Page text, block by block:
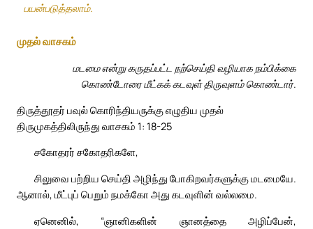
பயன்படுத்தலாம்.
முதல் வாசகம்
மடமை என்று கருதப்பட்ட நற்செய்தி வழியாக நம்பிக்கை
கொண்டோரை மீட்கக் கடவுள் திருவுளம் கொண்டார்.
திருத்தூதர் பவுல் கொரிந்தியருக்கு எழுதிய முதல்
திருமுகத்திலிருந்து வாசகம் 1: 18-25
சகோதரர் சகோதரிகளே,
சிலுவை பற்றிய செய்தி அழிந்து போகிறவர்களுக்கு மடமையே.
ஆனால், மீட்புப் பெறும் நமக்கோ அது கடவுளின் வல்லமை.
ஏனெனில், “ஞானிகளின் ஞானத்தை அழிப்பேன்,